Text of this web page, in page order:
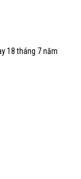
18 tháng 7 năm